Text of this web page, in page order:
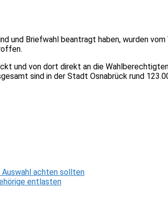
und Briefwahl beantragt haben, wurden
und von dort direkt an die
sind in der Stadt Osnabrück rund
Auswahl achten sollten
entlasten